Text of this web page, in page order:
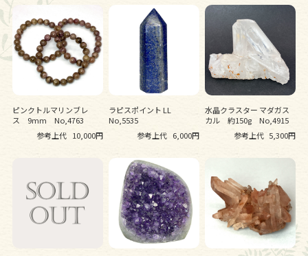
ピンクトルマリンブレ
ス 9mm No,4763
参考上代 10,000円
ラピスポイント LL
No,5535
参考上代 6,000円
水晶クラスター マダガス
カル 約150g No,4915
参考上代 5,300円